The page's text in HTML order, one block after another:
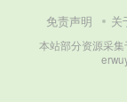
免责声明 关
本站部分资源采